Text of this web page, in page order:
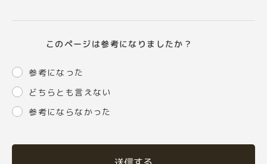
このページは参考になりましたか？
参考になった
どちらとも言えない
参考にならなかった